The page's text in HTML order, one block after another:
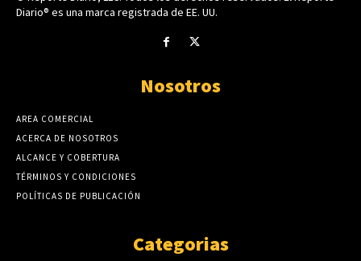
Diario® es una marca registrada de EE. UU.
Nosotros
AREA COMERCIAL
ACERCA DE NOSOTROS
ALCANCE Y COBERTURA
TÉRMINOS Y CONDICIONES
POLÍTICAS DE PUBLICACIÓN
Categorias